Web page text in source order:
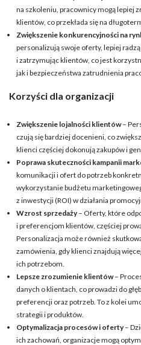
na szkoleniu, pracownicy mogą lepiej
klientów, co przekłada się na
Zwiększenie konkurencyjności na
personalizują swoje oferty, lepiej
i zatrzymując klientów, co jest
jak i bezpieczeństwa zatrudnienia
Korzyści dla organizacji
Zwiększenie lojalności klientów–
czują się bardziej docenieni, co
klienci częściej dokonują zakupów i
Poprawa skuteczności kampanii
komunikacji i ofert do potrzeb
wykorzystanie budżetu
z inwestycji (ROI) w działania
Wzrost sprzedaży– Oferty, które
i preferencjom klientów, częściej
Personalizacja może również
zamówienia, gdy klienci znajdują
ich potrzebom.
Lepsze zrozumienie klientów–
danych o klientach, co prowadzi do
preferencji oraz potrzeb. To z kolei
strategii i produktów.
Optymalizacja procesów i oferty–
ich zachowań, organizacje mogą